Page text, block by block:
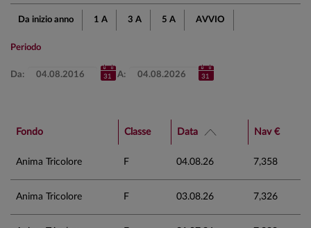
Da inizio anno 1 A 3 A 5 A AVVIO
Periodo
Da: A:
Fondo Classe Data Nav €
Anima Tricolore F 04.08.26 7,358
Anima Tricolore F 03.08.26 7,326